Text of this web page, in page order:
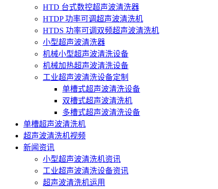
HTD 台式数控超声波清洗器
HTDP 功率可调超声波清洗机
HTDS 功率可调双频超声波清洗机
小型超声波清洗器
机械小型超声波清洗设备
机械加热超声波清洗设备
工业超声波清洗设备定制
单槽式超声波清洗设备
双槽式超声波清洗机
多槽式超声波清洗设备
单槽超声波清洗机
超声波清洗机视频
新闻资讯
小型超声波清洗机资讯
工业超声波清洗设备资讯
超声波清洗机运用